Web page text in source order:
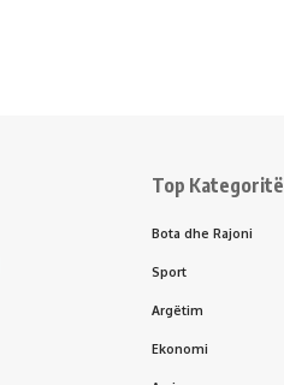
Top Kategoritë
Bota dhe Rajoni
Sport
Argëtim
Ekonomi